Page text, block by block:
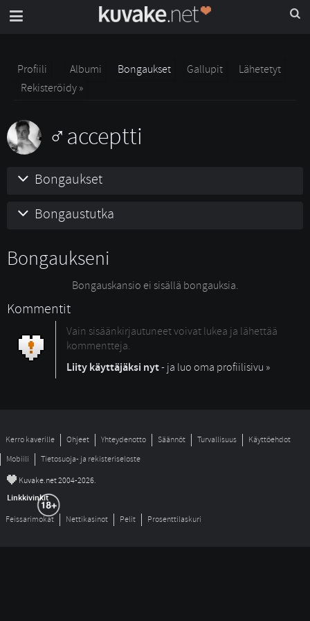
Profiili Albumi Bongaukset Gallupit
Lähetetyt
Rekisteröidy »
acceptti
Bongaukset
Bongaustutka
Bongaukseni
Bongauskansio ei sisällä bongauksia.
Kommentit
Vain sisäänkirjautuneet voivat lukea ja lähettää
kommentteja.
Liity käyttäjäksi nyt- ja luo oma profiilisivu »
Kerro kaverille Ohjeet Yhteydenotto Säännöt Turvallisuus
Käyttöehdot
Mobiili
Tietosuoja- ja rekisteriseloste
© Kuvake.net 2004-2026.
Linkkivinkit
Feissarimokat Nettikasinot Pelit Prosenttilaskuri